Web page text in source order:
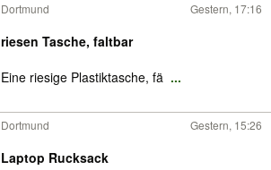
Dortmund Gestern, 17:16
riesen Tasche, faltbar
Eine riesige Plastiktasche, fä ...
Dortmund Gestern, 15:26
Laptop Rucksack